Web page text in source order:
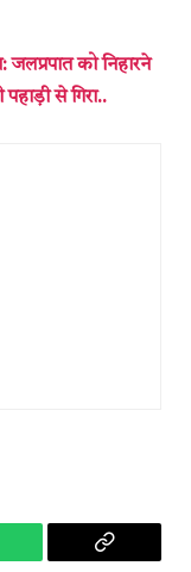
को निहारने
से गिरा..
Copy